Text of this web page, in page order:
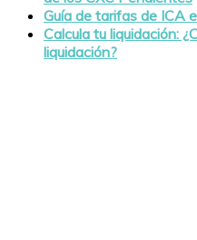
Guía de tarifas de ICA
Calcula tu liquidación:
liquidación?